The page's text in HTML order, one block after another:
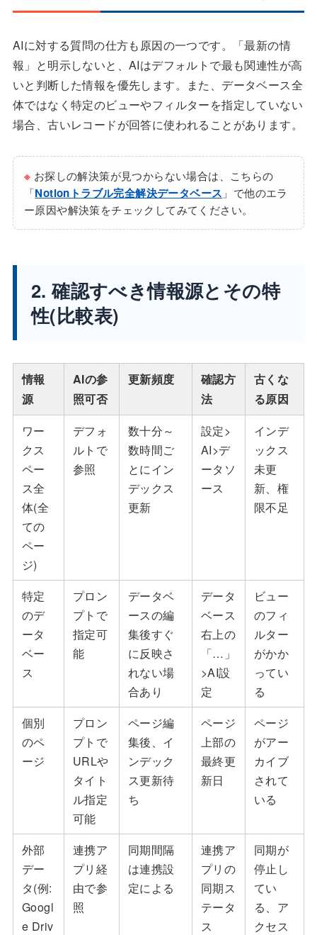
AIに対する質問の仕方も原因の一つです。「最新の情
報」と明示しないと、AIはデフォルトで最も関連性が高
いと判断した情報を優先します。また、データベース全
体ではなく特定のビューやフィルターを指定していない
場合、古いレコードが回答に使われることがあります。
※ お探しの解決策が見つからない場合は、こちらの
「Notionトラブル完全解決データベース 」で他のエラ
ー原因や解決策をチェックしてみてください。
2. 確認すべき情報源とその特
性(比較表)
情報
源
AIの参
照可否
更新頻度
確認方
法
古くな
る原因
ワー
クス
ペー
ス全
体(全
ての
ペー
ジ)
デフォ
ルトで
参照
数十分～
数時間ご
とにイン
デックス
更新
設定>
AI>デ
ータソ
ース
インデ
ックス
未更
新、権
限不足
特定
のデ
ータ
ベー
ス
プロン
プトで
指定可
能
データベ
ースの編
集後すぐ
に反映さ
れない場
合あり
データ
ベース
右上の
「…」
>AI設
定
ビュー
のフィ
ルター
がかか
ってい
る
個別
のペ
ージ
プロン
プトで
URLや
タイト
ル指定
可能
ページ編
集後、イ
ンデック
ス更新待
ち
ページ
上部の
最終更
新日
ページ
がアー
カイブ
されて
いる
外部
デー
タ(例:
Googl
e Driv
連携ア
プリ経
由で参
照
同期間隔
は連携設
定による
連携ア
プリの
同期ス
テータ
ス
同期が
停止し
てい
る、ア
クセス